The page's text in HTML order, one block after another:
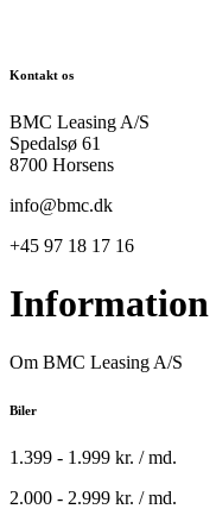
Kontakt os
BMC Leasing A/S
Spedalsø 61
8700 Horsens
info@bmc.dk
+45 97 18 17 16
Information
Om BMC Leasing A/S
Biler
1.399 - 1.999 kr. / md.
2.000 - 2.999 kr. / md.